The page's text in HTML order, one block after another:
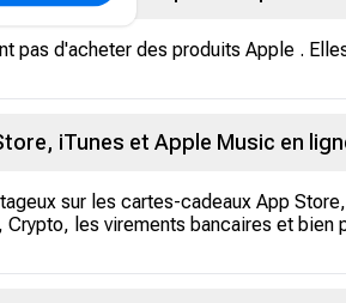
pas d'acheter des produits Apple .
iTunes et Apple Music en
sur les cartes-cadeaux App
les virements bancaires et